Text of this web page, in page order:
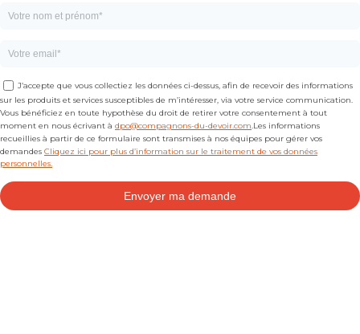
J’accepte que vous collectiez les données ci-dessus, afin de recevoir des informations
sur les produits et services susceptibles de m’intéresser, via votre service communication.
Vous bénéficiez en toute hypothèse du droit de retirer votre consentement à tout
moment en nous écrivant à dpo@compagnons-du-devoir.com.Les informations
recueillies à partir de ce formulaire sont transmises à nos équipes pour gérer vos
demandes Cliquez ici pour plus d’information sur le traitement de vos données
personnelles.
Envoyer ma demande